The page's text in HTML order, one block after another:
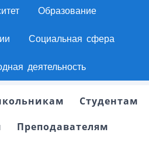
Образование
Социальная сфера
деятельность
Студентам
Преподавателям